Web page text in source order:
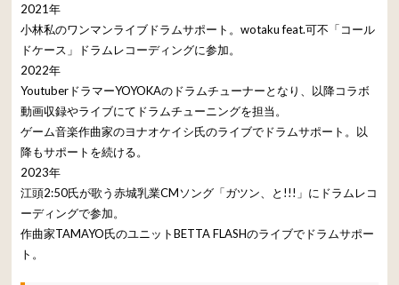
2021年
小林私のワンマンライブドラムサポート。wotaku feat.可不「コール
ドケース」ドラムレコーディングに参加。
2022年
YoutuberドラマーYOYOKAのドラムチューナーとなり、以降コラボ
動画収録やライブにてドラムチューニングを担当。
ゲーム音楽作曲家のヨナオケイシ氏のライブでドラムサポート。以
降もサポートを続ける。
2023年
江頭2:50氏が歌う赤城乳業CMソング「ガツン、と!!!」にドラムレコ
ーディングで参加。
作曲家TAMAYO氏のユニットBETTA FLASHのライブでドラムサポー
ト。